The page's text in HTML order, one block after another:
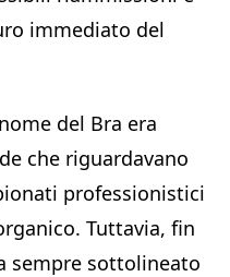
immediato del
del Bra era
che riguardavano
professionistici
Tuttavia, fin
sempre sottolineato